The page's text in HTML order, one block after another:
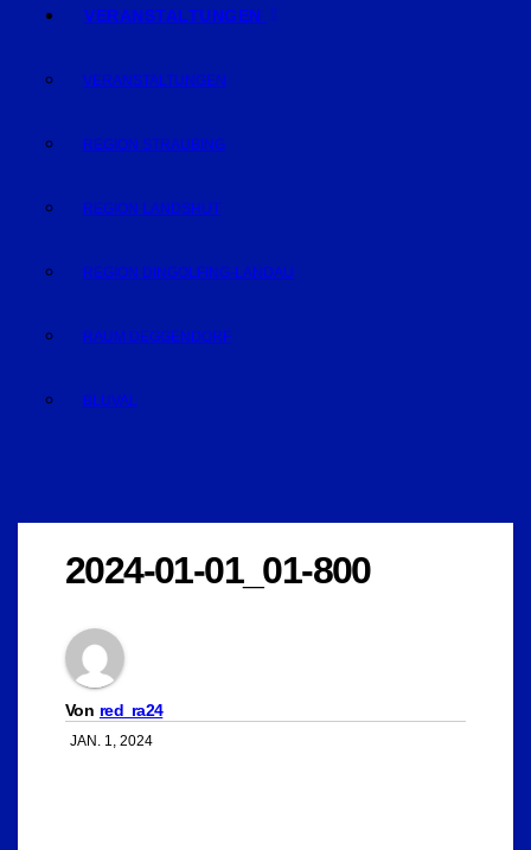
VERANSTALTUNGEN
VERANSTALTUNGEN
REGION STRAUBING
REGION LANDSHUT
REGION DINGOLFING-LANDAU
RAUM DEGGENDORF
BLUVAL
2024-01-01_01-800
Von red_ra24
JAN. 1, 2024